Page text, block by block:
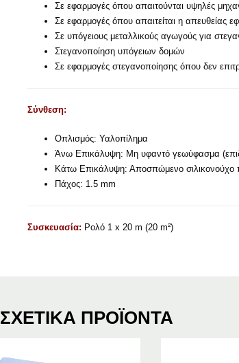
Σε εφαρμογές όπου απαιτούνται υψηλές
Σε εφαρμογές όπου απαιτείται η απευθείας
Σε υπόγειους μεταλλικούς αγωγούς για
Στεγανοποίηση υπόγειων δομών
Σε εφαρμογές στεγανοποίησης όπου δεν
Σύνθεση:
Οπλισμός: Υαλοπίλημα
Άνω Επικάλυψη: Μη υφαντό γεωύφασμα
Κάτω Επικάλυψη: Αποσπώμενο σιλικονούχο
Πάχος: 1.5 mm
Συσκευασία: Ρολό 1 x 20 m (20 m²)
ΣΧΕΤΙΚΆ ΠΡΟΪΌΝΤΑ